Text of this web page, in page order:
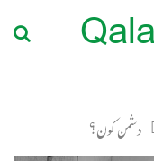
دشمن کون؟